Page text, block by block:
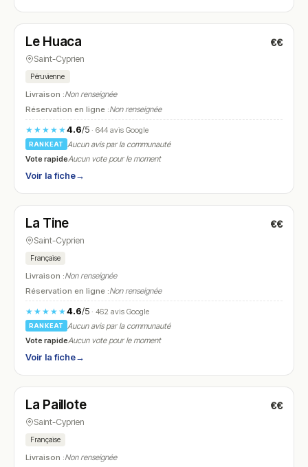
N° 17
Le Huaca €€
Saint-Cyprien
Péruvienne
Livraison :Non renseignée
Réservation en ligne :Non renseignée
★★★★★4.6/5· 644 avis Google
RANKEAT
Aucun avis par la communauté
Vote rapideAucun vote pour le moment
Voir la fiche→
N° 18
La Tine €€
Saint-Cyprien
Française
Livraison :Non renseignée
Réservation en ligne :Non renseignée
★★★★★4.6/5· 462 avis Google
RANKEAT
Aucun avis par la communauté
Vote rapideAucun vote pour le moment
Voir la fiche→
N° 19
La Paillote €€
Saint-Cyprien
Française
Livraison :Non renseignée